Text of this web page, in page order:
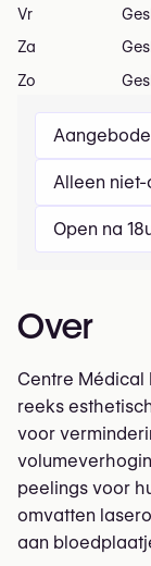
Alleen
Open na
Over
Centre Médical
reeks
voor
peelings voor
omvatten
aan
Vr
Za
Zo